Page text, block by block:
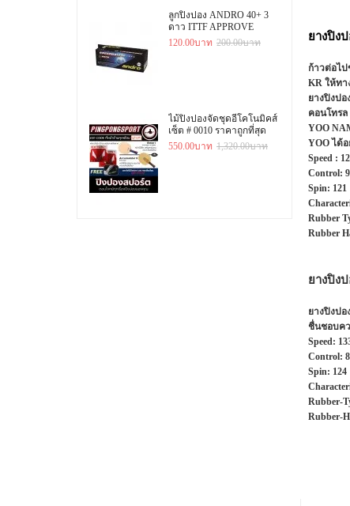
ลูกปิงปอง ANDRO 40+ 3
ดาว ITTF APPROVE
120.00บาท 200.00บาท
ไม้ปิงปองจัดชุดอีโคโนมิคส์
เซ็ต # 0010 ราคาถูกที่สุด
550.00บาท 1,320.00บาท
ยางปิง
ก้าวต่อไป
KR ให้ท
ยางปิงปอ
คอนโทร
YOO
YOO ได้
Speed :
Control:
Spin: 121
Rubber
Rubber
ยางปิง
ยางปิงปอ
ชื่นชอบคว
Speed:
Control:
Spin: 124
Rubber-
Rubber-